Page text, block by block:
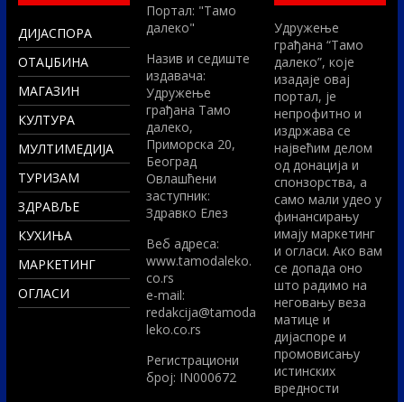
ДИЈАСПОРА
ОТАЏБИНА
МАГАЗИН
КУЛТУРА
МУЛТИМЕДИЈА
ТУРИЗАМ
ЗДРАВЉЕ
КУХИЊА
МАРКЕТИНГ
ОГЛАСИ
Портал: "Тамо
далеко"
Назив и седиште
издавача:
Удружење
грађана Тамо
далеко,
Приморска 20,
Београд
Овлашћени
заступник:
Здравко Елез
Вeб адреса:
www.tamodaleko.
co.rs
e-mail:
redakcija@tamoda
leko.co.rs
Регистрациони
број: IN000672
Удружење
грађана “Тамо
далеко”, које
изадаје овај
портал, је
непрофитно и
издржава се
највећим делом
од донација и
спонзорства, а
само мали удео у
финансирању
имају маркетинг
и огласи. Ако вам
се допада оно
што радимо на
неговању веза
матице и
дијаспоре и
промовисању
истинских
вредности